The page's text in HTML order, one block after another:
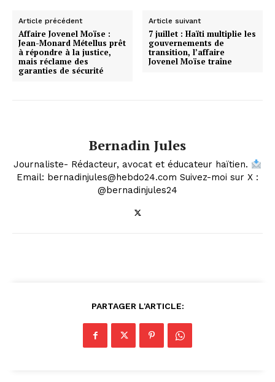
Article précédent
Affaire Jovenel Moïse :
Jean-Monard Métellus prêt
à répondre à la justice,
mais réclame des
garanties de sécurité
Article suivant
7 juillet : Haïti multiplie les
gouvernements de
transition, l’affaire
Jovenel Moïse traîne
Bernadin Jules
Journaliste- Rédacteur, avocat et éducateur haïtien.
Email: bernadinjules@hebdo24.com Suivez-moi sur X :
@bernadinjules24
PARTAGER L'ARTICLE: